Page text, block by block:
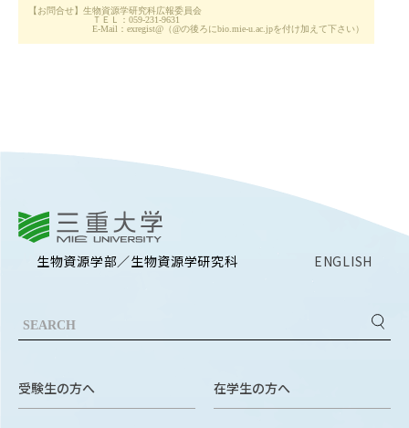
サイトマップ
附属教育研究施設
EVENTS
BULLETIN
生物資源学研究科紀要
【お問合せ】生物資源学研究科広報委員会
ＴＥＬ：059-231-9631
E-Mail：exregist@（@の後ろにbio.mie-u.ac.jpを付け加えて下さい）
生物資源学部／生物資源学研究科 ENGLISH
受験生の方へ 在学生の方へ